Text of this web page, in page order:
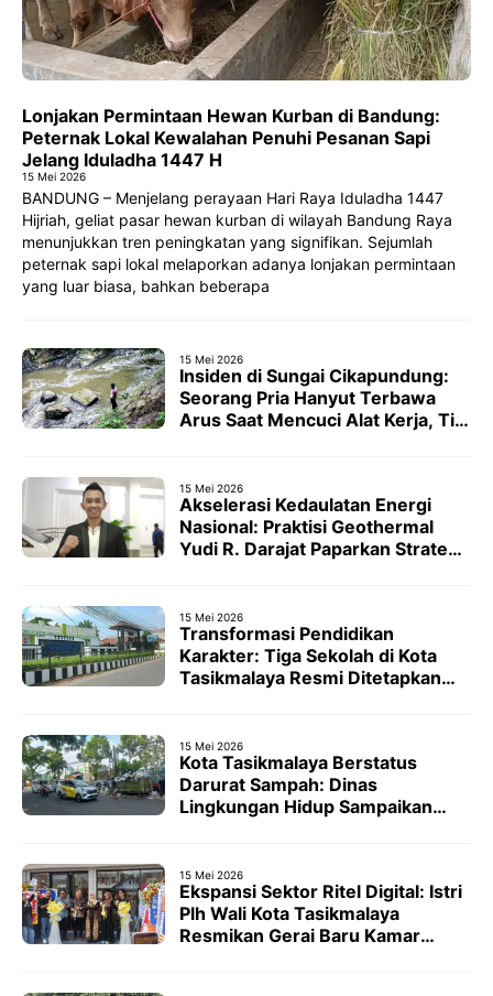
Lonjakan Permintaan Hewan Kurban di Bandung:
Peternak Lokal Kewalahan Penuhi Pesanan Sapi
Jelang Iduladha 1447 H
15 Mei 2026
BANDUNG – Menjelang perayaan Hari Raya Iduladha 1447
Hijriah, geliat pasar hewan kurban di wilayah Bandung Raya
menunjukkan tren peningkatan yang signifikan. Sejumlah
peternak sapi lokal melaporkan adanya lonjakan permintaan
yang luar biasa, bahkan beberapa
15 Mei 2026
Insiden di Sungai Cikapundung:
Seorang Pria Hanyut Terbawa
Arus Saat Mencuci Alat Kerja, Tim
15 Mei 2026
Akselerasi Kedaulatan Energi
Nasional: Praktisi Geothermal
Yudi R. Darajat Paparkan Strategi
15 Mei 2026
Transformasi Pendidikan
Karakter: Tiga Sekolah di Kota
Tasikmalaya Resmi Ditetapkan
15 Mei 2026
Kota Tasikmalaya Berstatus
Darurat Sampah: Dinas
Lingkungan Hidup Sampaikan
15 Mei 2026
Ekspansi Sektor Ritel Digital: Istri
Plh Wali Kota Tasikmalaya
Resmikan Gerai Baru Kamar